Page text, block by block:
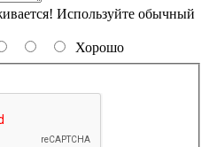
Используйте обычный
Хорошо